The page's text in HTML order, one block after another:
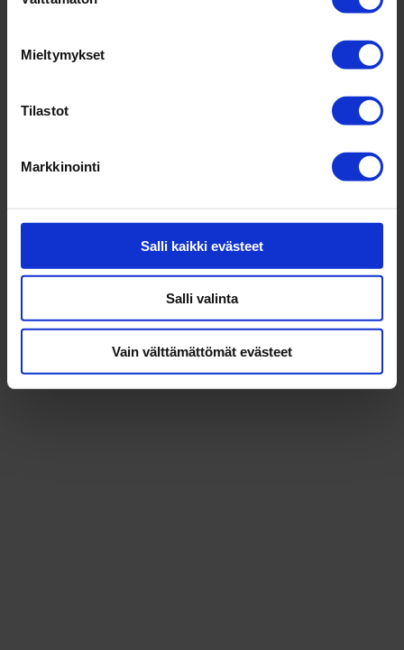
Mieltymykset
Tilastot
Markkinointi
Salli kaikki evästeet
Salli valinta
Vain välttämättömät evästeet